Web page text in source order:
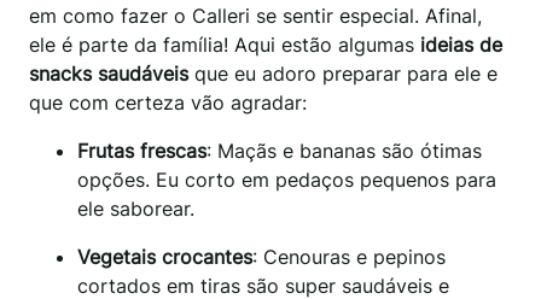
em como fazer o Calleri se sentir especial. Afinal,
ele é parte da família! Aqui estão algumas ideias de
snacks saudáveisque eu adoro preparar para ele e
que com certeza vão agradar:
Frutas frescas: Maçãs e bananas são ótimas
opções. Eu corto em pedaços pequenos para
ele saborear.
Vegetais crocantes: Cenouras e pepinos
cortados em tiras são super saudáveis e